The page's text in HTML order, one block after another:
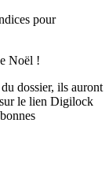
pour
Noël !
dossier, ils auront
le lien Digilock